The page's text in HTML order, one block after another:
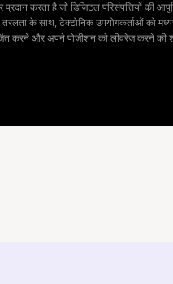
प्रदान करता है जो डिजिटल परिसंपत्तियों की
तरलता के साथ, टेक्टोनिक उपयोगकर्ताओं को
करने और अपने पोज़ीशन को लीवरेज करने की